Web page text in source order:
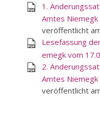
1.
Amtes
veröffentlicht
Lesefassung
emegk vom
2.
Amtes
veröffentlicht